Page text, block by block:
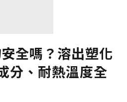
全嗎？溶出塑化
分、耐熱溫度全